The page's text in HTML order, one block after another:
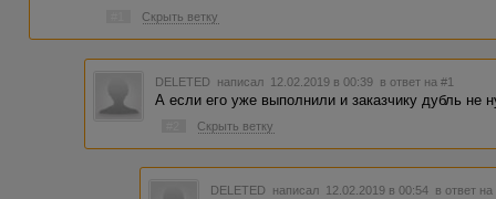
Скрыть ветку
DELETED написал 12.02.2019 в 00:39 в ответ на #1
А если его уже выполнили и заказчику дубль не
Скрыть ветку
DELETED написал 12.02.2019 в 00:54 в ответ на